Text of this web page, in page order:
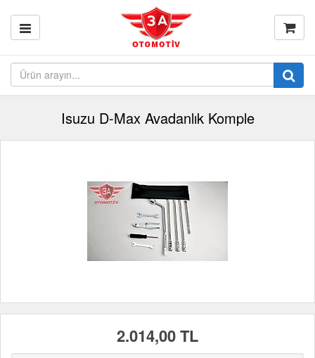
Isuzu D-Max Avadanlık Komple
2.014,00 TL